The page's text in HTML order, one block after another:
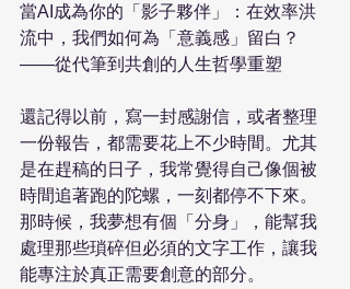
當AI成為你的「影子夥伴」：在效率洪
流中，我們如何為「意義感」留白？
——從代筆到共創的人生哲學重塑
還記得以前，寫一封感謝信，或者整理
一份報告，都需要花上不少時間。尤其
是在趕稿的日子，我常覺得自己像個被
時間追著跑的陀螺，一刻都停不下來。
那時候，我夢想有個「分身」，能幫我
處理那些瑣碎但必須的文字工作，讓我
能專注於真正需要創意的部分。